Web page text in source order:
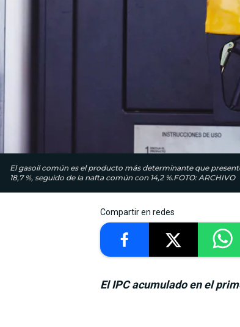
El gasoil común es el producto más determinante que
18,7 %, seguido de la nafta común con 14,2 %.FOTO: ARCHIVO
Compartir en redes
El IPC acumulado en el